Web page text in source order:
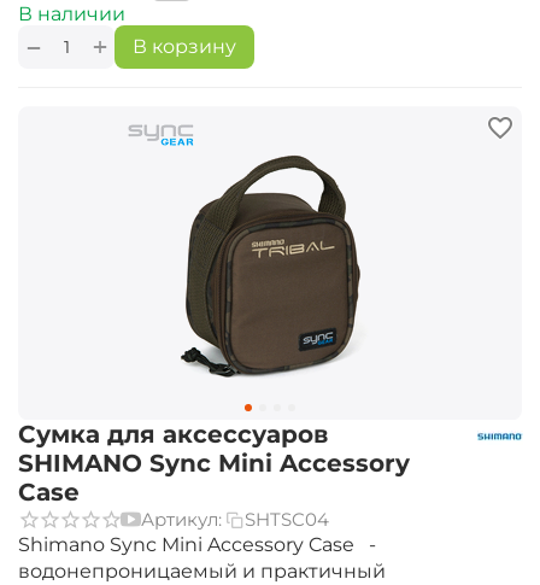
В наличии
+
− В корзину
Сумка для аксессуаров
SHIMANO Sync Mini Accessory
Case
Артикул:
SHTSC04
Shimano Sync Mini Accessory Case -
водонепроницаемый и практичный